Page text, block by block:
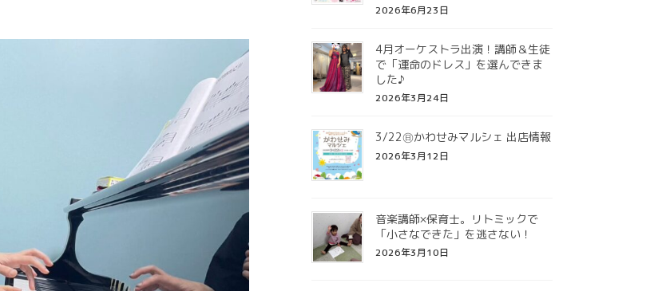
2026年6月23日
4月オーケストラ出演！講師＆生徒
で「運命のドレス」を選んできま
した♪
2026年3月24日
3/22㊐かわせみマルシェ 出店情報
2026年3月12日
音楽講師×保育士。リトミックで
「小さなできた」を逃さない！
2026年3月10日